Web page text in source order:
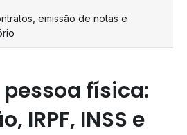
emissão de notas e
física:
IRPF, INSS e